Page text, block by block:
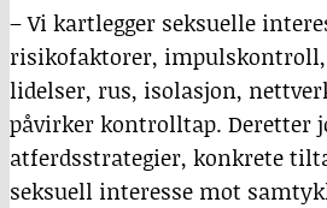
– Vi kartlegger seksuelle
risikofaktorer,
lidelser, rus, isolasjon,
påvirker kontrolltap. Deretter
atferdsstrategier, konkrete
seksuell interesse mot